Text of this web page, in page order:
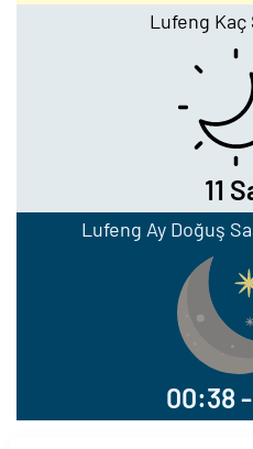
Lufeng Kaç
11
Lufeng Ay Doğuş
00:38